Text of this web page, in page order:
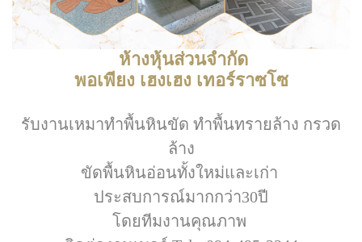
ห้างหุ้นส่วนจำกัด
พอเพียง เฮงเฮง เทอร์ราซโซ
รับงานเหมาทำพื้นหินขัด ทำพื้นทรายล้าง กรวด
ล้าง
ขัดพื้นหินอ่อนทั้งใหม่และเก่า
ประสบการณ์มากกว่า30ปี
โดยทีมงานคุณภาพ